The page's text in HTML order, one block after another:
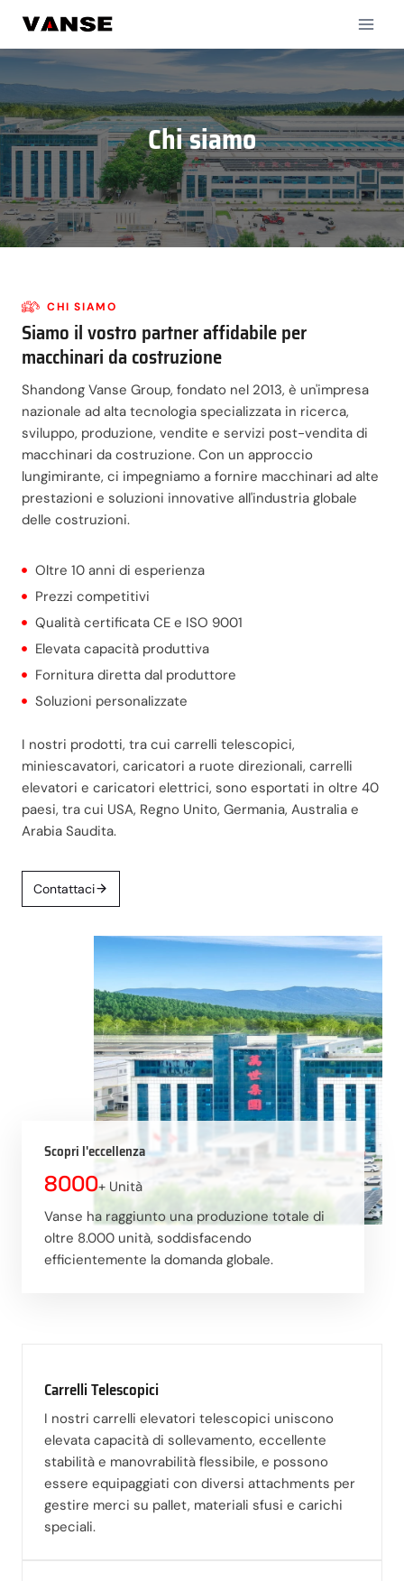
contenuto
Chi siamo
CHI SIAMO
Siamo il vostro partner affidabile per
macchinari da costruzione
Shandong Vanse Group, fondato nel 2013, è un'impresa
nazionale ad alta tecnologia specializzata in ricerca,
sviluppo, produzione, vendite e servizi post-vendita di
macchinari da costruzione. Con un approccio
lungimirante, ci impegniamo a fornire macchinari ad alte
prestazioni e soluzioni innovative all'industria globale
delle costruzioni.
Oltre 10 anni di esperienza
Prezzi competitivi
Qualità certificata CE e ISO 9001
Elevata capacità produttiva
Fornitura diretta dal produttore
Soluzioni personalizzate
I nostri prodotti, tra cui carrelli telescopici,
miniescavatori, caricatori a ruote direzionali, carrelli
elevatori e caricatori elettrici, sono esportati in oltre 40
paesi, tra cui USA, Regno Unito, Germania, Australia e
Arabia Saudita.
Contattaci
Scopri l'eccellenza
8000+ Unità
Vanse ha raggiunto una produzione totale di
oltre 8.000 unità, soddisfacendo
efficientemente la domanda globale.
Carrelli Telescopici
I nostri carrelli elevatori telescopici uniscono
elevata capacità di sollevamento, eccellente
stabilità e manovrabilità flessibile, e possono
essere equipaggiati con diversi attachments per
gestire merci su pallet, materiali sfusi e carichi
speciali.